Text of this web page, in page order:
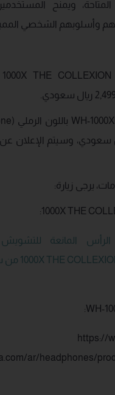
المتاحة، ويمنح
وأسلوبهم الشخصي
1,699 ريال سعودي، وسيتم
يرجى زيارة:
المانعة للتشويش
https://
ar/headphones/